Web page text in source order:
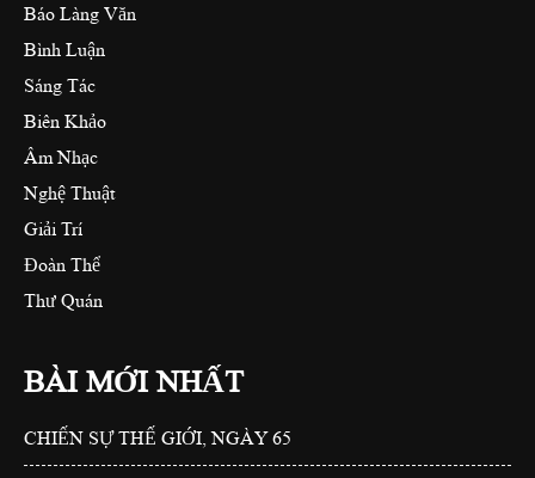
Báo Làng Văn
Bình Luận
Sáng Tác
Biên Khảo
Âm Nhạc
Nghệ Thuật
Giải Trí
Đoàn Thể
Thư Quán
BÀI MỚI NHẤT
CHIẾN SỰ THẾ GIỚI, NGÀY 65